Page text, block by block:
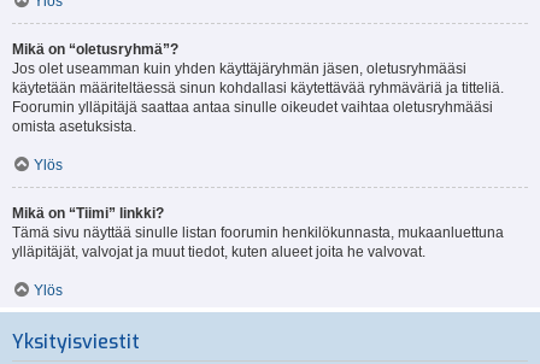
Mikä on “oletusryhmä”?
Jos olet useamman kuin yhden käyttäjäryhmän jäsen, oletusryhmääsi
käytetään määriteltäessä sinun kohdallasi käytettävää ryhmäväriä ja titteliä.
Foorumin ylläpitäjä saattaa antaa sinulle oikeudet vaihtaa oletusryhmääsi
omista asetuksista.
Ylös
Mikä on “Tiimi” linkki?
Tämä sivu näyttää sinulle listan foorumin henkilökunnasta, mukaanluettuna
ylläpitäjät, valvojat ja muut tiedot, kuten alueet joita he valvovat.
Ylös
Yksityisviestit